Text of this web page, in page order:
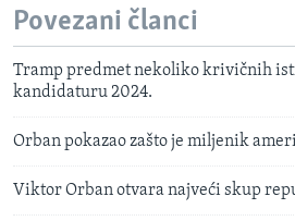
Povezani članci
Tramp predmet nekoliko krivičnih
kandidaturu 2024.
Orban pokazao zašto je miljenik
Viktor Orban otvara najveći skup